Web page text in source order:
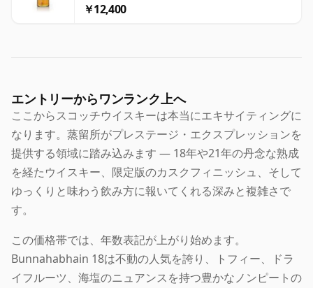
￥12,400
エントリーからワンランク上へ
ここからスコッチウイスキーは本当にエキサイティングに
なります。蒸留所がプレステージ・エクスプレッションを
提供する領域に踏み込みます — 18年や21年の丹念な熟成
を経たウイスキー、限定版のカスクフィニッシュ、そして
ゆっくりと味わう飲み方に報いてくれる深みと複雑さで
す。
この価格帯では、年数表記が上がり始めます。
Bunnahabhain 18は不動の人気を誇り、トフィー、ドラ
イフルーツ、海塩のニュアンスを持つ豊かなノンピートの